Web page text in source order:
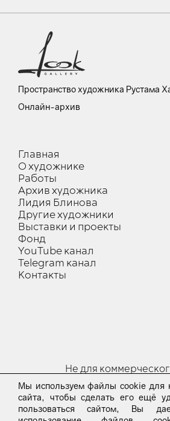
Пространство художника Рустама
Онлайн-архив
Главная
О художнике
Работы
Архив художника
Лидия Блинова
Другие художники
Выставки и проекты
Фонд
YouTube канал
Telegram канал
Контакты
Не для
© 2023-24
Мы используем файлы cookie для
сайта, чтобы сделать его ещё
пользоваться сайтом, Вы